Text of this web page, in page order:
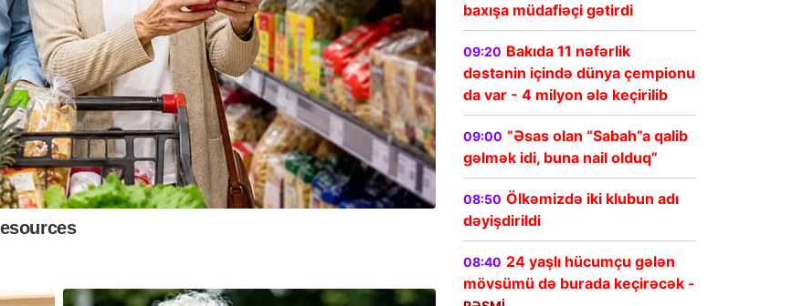
baxışa müdafiəçi gətirdi
09:20 Bakıda 11 nəfərlik
dəstənin içində dünya çempionu
da var - 4 milyon ələ keçirilib
09:00 “Əsas olan “Sabah”a qalib
gəlmək idi, buna nail olduq”
08:50 Ölkəmizdə iki klubun adı
dəyişdirildi
08:40 24 yaşlı hücumçu gələn
mövsümü də burada keçirəcək -